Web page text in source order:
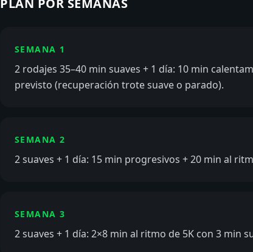
PLAN POR SEMANAS
SEMANA 1
2 rodajes 35–40 min suaves + 1 día: 10 min
previsto (recuperación trote suave o parado).
SEMANA 2
2 suaves + 1 día: 15 min progresivos + 20 min al
SEMANA 3
2 suaves + 1 día: 2×8 min al ritmo de 5K con 3 min